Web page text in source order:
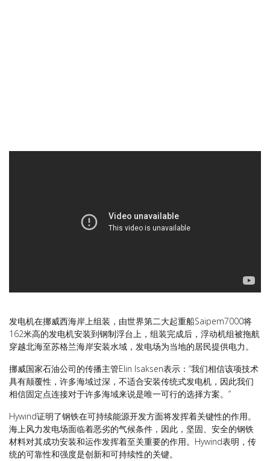
发电机在挪威西海岸上组装，由世界第二大起重船Saipem7000将
162米高的发电机安装到钢制浮台上，组装完成后，浮动机组被拖航
穿越北海至苏格兰海岸安装水域，发电场为当地的居民提供电力。
挪威国家石油公司的传播主管Elin Isaksen表示：“我们相信该项技术
具有颠覆性，许多海域过深，不适合安装传统式发电机，因此我们
相信固定点连接对于许多海域来说是唯一可行的选择方案。”
Hywind证明了钢铁在可持续能源开发方面将发挥着关键性的作用。
海上风力发电场面临着恶劣的气候条件，因此，坚固、安全的钢铁
材料对其成功安装和运作发挥着至关重要的作用。Hywind表明，传
统的可靠性和强度是创新和可持续性的关键。